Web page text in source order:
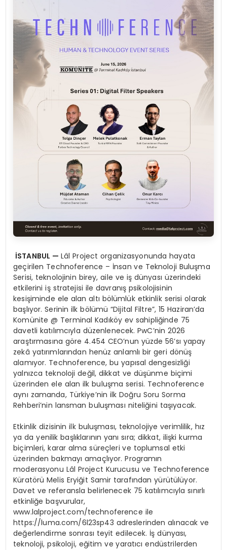
İSTANBUL — Lâl Project organizasyonunda hayata
geçirilen Technoference – İnsan ve Teknoloji Buluşma
Serisi, teknolojinin birey, aile ve iş dünyası üzerindeki
etkilerini iş stratejisi ile davranış psikolojisinin
kesişiminde ele alan altı bölümlük etkinlik serisi olarak
başlıyor. Serinin ilk bölümü “Dijital Filtre”, 15 Haziran’da
Komünite @ Terminal Kadıköy ev sahipliğinde 75
davetli katılımcıyla düzenlenecek. PwC’nin 2026
araştırmasına göre 4.454 CEO’nun yüzde 56’sı yapay
zekâ yatırımlarından henüz anlamlı bir geri dönüş
alamıyor. Technoference, bu yapısal dengesizliği
yalnızca teknoloji değil, dikkat ve düşünme biçimi
üzerinden ele alan ilk buluşma serisi. Technoference
aynı zamanda, Türkiye’nin ilk Doğru Soru Sorma
Rehberi’nin lansman buluşması niteliğini taşıyacak.
Etkinlik dizisinin ilk buluşması, teknolojiye verimlilik, hız
ya da yenilik başlıklarının yanı sıra; dikkat, ilişki kurma
biçimleri, karar alma süreçleri ve toplumsal etki
üzerinden bakmayı amaçlıyor. Programın
moderasyonu Lâl Project Kurucusu ve Technoference
Küratörü Melis Eryiğit Samir tarafından yürütülüyor.
Davet ve referansla belirlenecek 75 katılımcıyla sınırlı
etkinliğe başvurular,
www.lalproject.com/technoference ile
https://luma.com/6l23sp43 adreslerinden alınacak ve
değerlendirme sonrası teyit edilecek. İş dünyası,
teknoloji, psikoloji, eğitim ve yaratıcı endüstrilerden